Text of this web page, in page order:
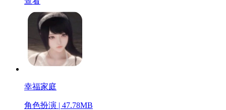
幸福家庭
角色扮演 | 47.78MB